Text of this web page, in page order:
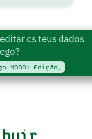
os teus dados
MODO: Edição_